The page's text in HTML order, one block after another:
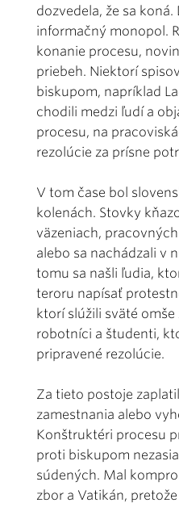
dozvedela, že sa koná.
informačný monopol.
konanie procesu,
priebeh. Niektorí
biskupom, napríklad
chodili medzi ľudí a
procesu, na
rezolúcie za prísne
V tom čase bol
kolenách. Stovky
väzeniach,
alebo sa nachádzali v
tomu sa našli ľudia,
teroru napísať
ktorí slúžili sväté
robotníci a študenti,
pripravené rezolúcie.
Za tieto postoje
zamestnania alebo
Konštruktéri procesu
proti biskupom
súdených. Mal
zbor a Vatikán,